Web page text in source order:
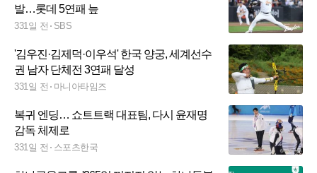
발…롯데 5연패 늪
331일 전 SBS
'김우진·김제덕·이우석' 한국 양궁, 세계선수
권 남자 단체전 3연패 달성
331일 전 마니아타임즈
복귀 엔딩… 쇼트트랙 대표팀, 다시 윤재명
감독 체제로
331일 전 스포츠한국